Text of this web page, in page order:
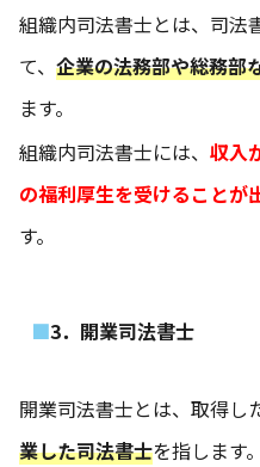
組織内司法書士とは、司法
て、 企業の法務部や総務部
ます。
組織内司法書士には、 収入
の福利厚生を受けることが
す。
3．開業司法書士
開業司法書士とは、取得し
業した司法書士を指します。